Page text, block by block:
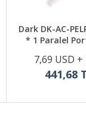
Dark DK-AC-
* 1 Paralel
7,69 USD +
441,68